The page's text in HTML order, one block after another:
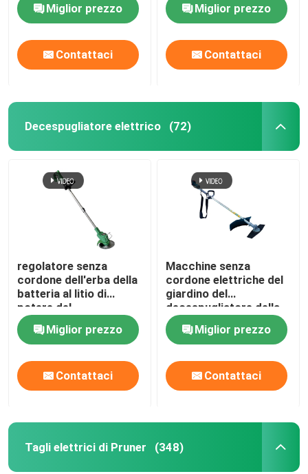
Miglior prezzo
Contattaci
Miglior prezzo
Contattaci
Decespugliatore elettrico (72)
regolatore senza
cordone dell'erba della
batteria al litio di
potere del
decespugliatore
elettrico 450w
Miglior prezzo
Contattaci
Macchine senza
cordone elettriche del
giardino del
decespugliatore della
batteria del
decespugliatore del
litio del CE
Miglior prezzo
Contattaci
Tagli elettrici di Pruner (348)